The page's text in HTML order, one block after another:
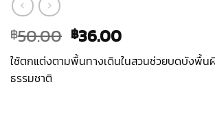
฿50.00 Original
price
was:
฿36.00Current
price
is:
ใช้ตกแต่งตามพื้นทางเดินในสวนช่วยบดบังพื้น
ธรรมชาติ